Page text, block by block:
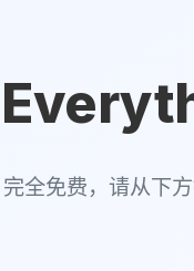
全免费，请从下